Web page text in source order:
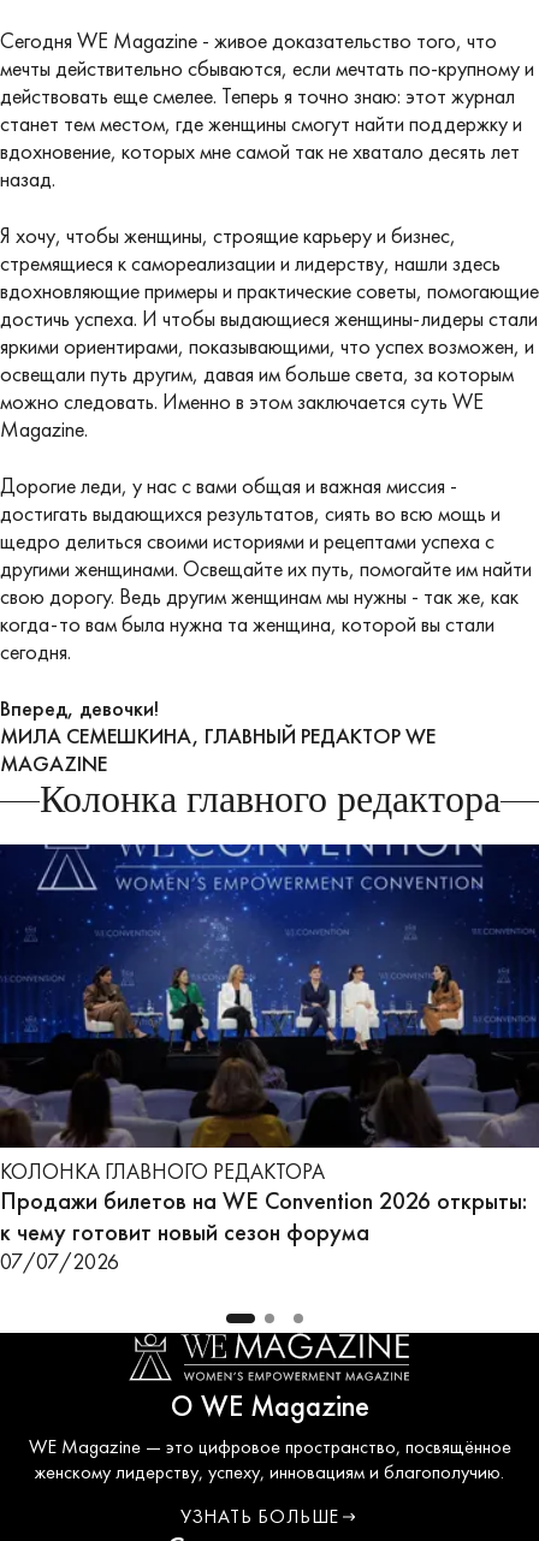
Сегодня WE Magazine - живое доказательство того, что
мечты действительно сбываются, если мечтать по-крупному и
действовать еще смелее. Теперь я точно знаю: этот журнал
станет тем местом, где женщины смогут найти поддержку и
вдохновение, которых мне самой так не хватало десять лет
назад.
Я хочу, чтобы женщины, строящие карьеру и бизнес,
стремящиеся к самореализации и лидерству, нашли здесь
вдохновляющие примеры и практические советы, помогающие
достичь успеха. И чтобы выдающиеся женщины-лидеры стали
яркими ориентирами, показывающими, что успех возможен, и
освещали путь другим, давая им больше света, за которым
можно следовать. Именно в этом заключается суть WE
Magazine.
Дорогие леди, у нас с вами общая и важная миссия -
достигать выдающихся результатов, сиять во всю мощь и
щедро делиться своими историями и рецептами успеха с
другими женщинами. Освещайте их путь, помогайте им найти
свою дорогу. Ведь другим женщинам мы нужны - так же, как
когда-то вам была нужна та женщина, которой вы стали
сегодня.
Вперед, девочки!
МИЛА СЕМЕШКИНА, ГЛАВНЫЙ РЕДАКТОР WE
MAGAZINE
Колонка главного редактора
КОЛОНКА ГЛАВНОГО РЕДАКТОРА
Продажи билетов на WE Convention 2026 открыты:
к чему готовит новый сезон форума
07/07/2026
О WE Magazine
WE Magazine — это цифровое пространство, посвящённое
женскому лидерству, успеху, инновациям и благополучию.
УЗНАТЬ БОЛЬШЕ
О WE COUNCIL